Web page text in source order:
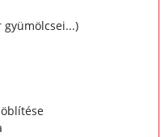
gyümölcsei...)